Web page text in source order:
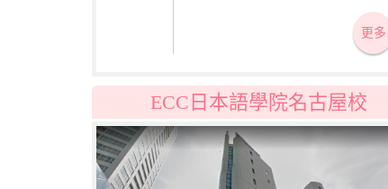
物、化學等科目）。在日語課程中，
生宿舍，為了讓學生可以專心學習，
助，也有提供學生的電車定期券。
更多
ECC日本語學院名古屋校